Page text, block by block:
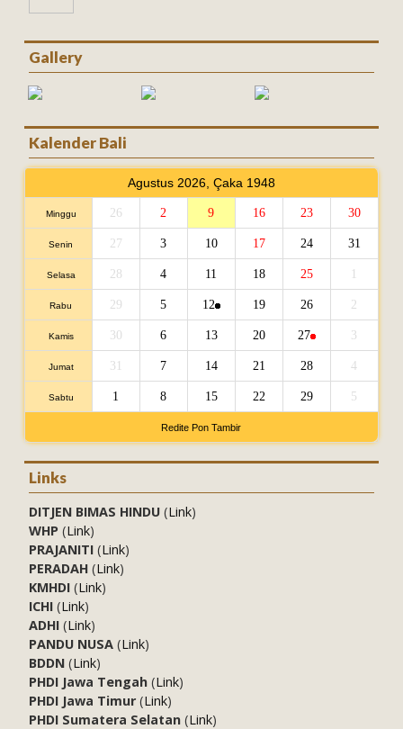
Gallery
Kalender Bali
Agustus 2026, Çaka 1948
Minggu 26 2 9 16 23 30
Senin 27 3 10 17 24 31
Selasa 28 4 11 18 25
Rabu 29 5 12 19 26 2
Kamis 30 6 13 20 27 3
Jumat 31 7 14 21 28 4
Sabtu 1 8 15 22 29 5
Redite Pon Tambir
Links
DITJEN BIMAS HINDU (Link)
WHP (Link)
PRAJANITI (Link)
PERADAH (Link)
KMHDI(Link)
ICHI(Link)
ADHI(Link)
PANDU NUSA(Link)
BDDN (Link)
PHDI Jawa Tengah (Link)
PHDI Jawa Timur (Link)
PHDI Sumatera Selatan (Link)